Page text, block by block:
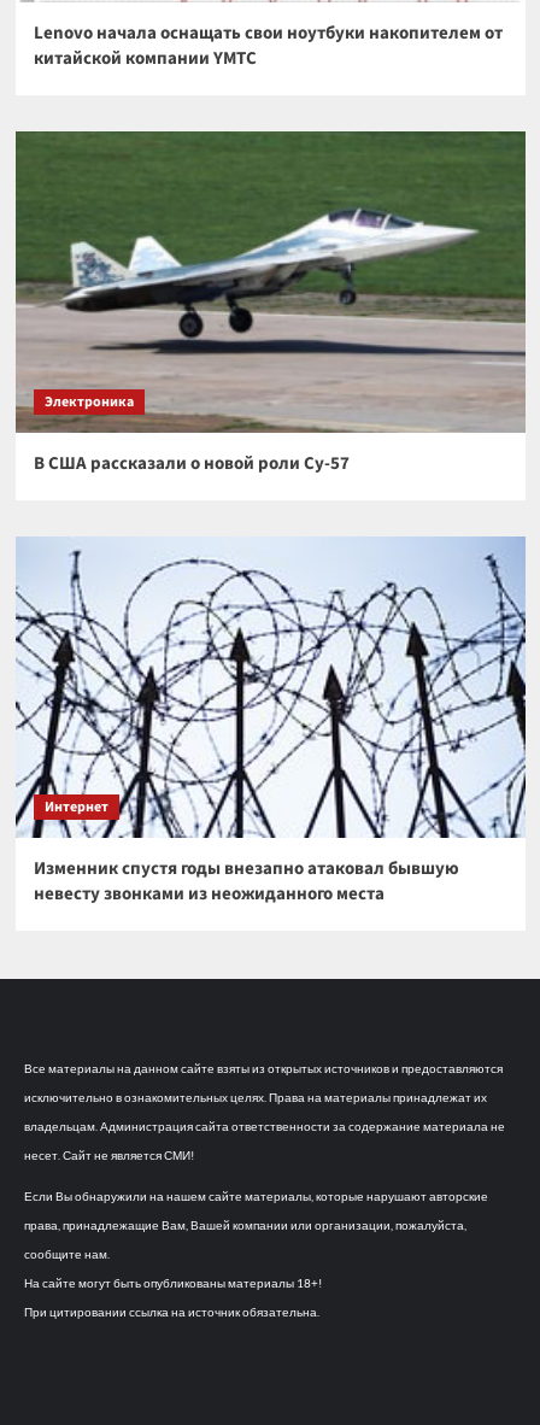
Lenovo начала оснащать свои ноутбуки накопителем от
китайской компании YMTC
Электроника
В США рассказали о новой роли Су-57
Интернет
Изменник спустя годы внезапно атаковал бывшую
невесту звонками из неожиданного места
Все материалы на данном сайте взяты из открытых источников и предоставляются
исключительно в ознакомительных целях. Права на материалы принадлежат их
владельцам. Администрация сайта ответственности за содержание материала не
несет. Сайт не является СМИ!
Если Вы обнаружили на нашем сайте материалы, которые нарушают авторские
права, принадлежащие Вам, Вашей компании или организации, пожалуйста,
сообщите нам.
На сайте могут быть опубликованы материалы 18+!
При цитировании ссылка на источник обязательна.